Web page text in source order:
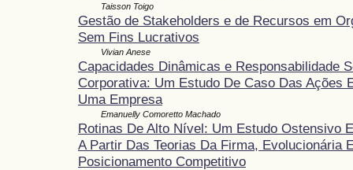
Taisson Toigo
Gestão de Stakeholders e de Recursos em
Sem Fins Lucrativos
Vivian Anese
Capacidades Dinâmicas e Responsabilidade
Corporativa: Um Estudo De Caso Das Ações
Uma Empresa
Emanuelly Comoretto Machado
Rotinas De Alto Nível: Um Estudo Ostensivo
A Partir Das Teorias Da Firma, Evolucionária
Posicionamento Competitivo